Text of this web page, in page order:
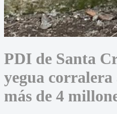
PDI de Santa
yegua corralera
más de 4